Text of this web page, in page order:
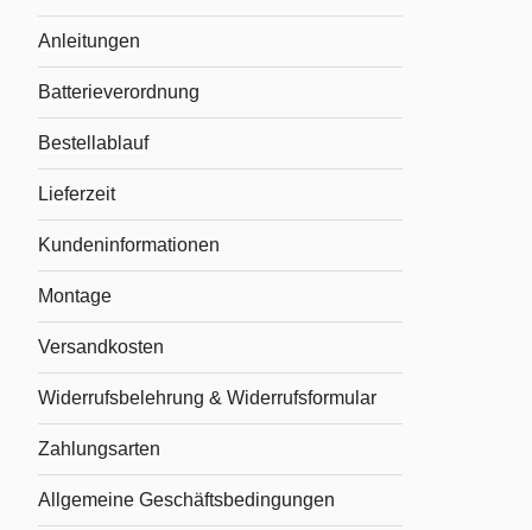
Anleitungen
Batterieverordnung
Bestellablauf
Lieferzeit
Kundeninformationen
Montage
Versandkosten
Widerrufsbelehrung & Widerrufsformular
Zahlungsarten
Allgemeine Geschäftsbedingungen